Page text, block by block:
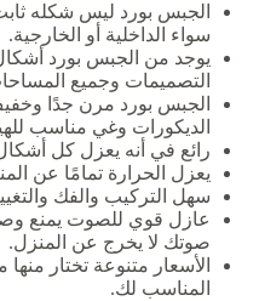
الجبس بورد ليس شكله
سواء الداخلية أو الخارجية.
يوجد من الجبس بورد
التصميمات وجميع
الجبس بورد مرن جدًا
الديكورات وغي مناسب
رائع في أنه يعزل كل
يعزل الحرارة تمامًا عن
سهل التركيب والفك
عازل قوي للصوت يمنع
صوتك لا يخرج عن المنزل.
الأسعار متنوعة تختار منها
المناسب لك.